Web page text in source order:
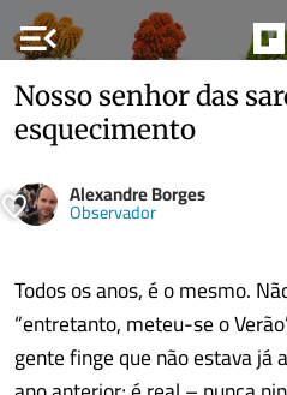
menu_open
Nosso senhor das
esquecimento
Alexandre Borges
Observador
Todos os anos, é o mesmo.
“entretanto, meteu-se o
gente finge que não estava já